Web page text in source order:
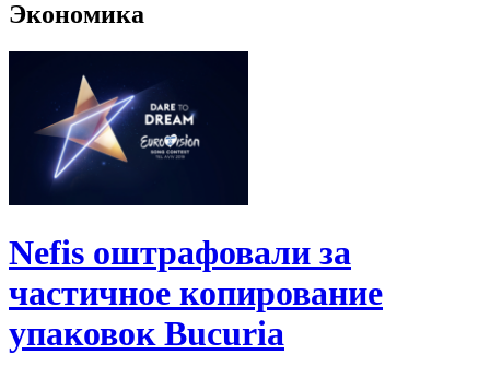
Экономика
Nefis оштрафовали за
частичное копирование
упаковок Bucuria